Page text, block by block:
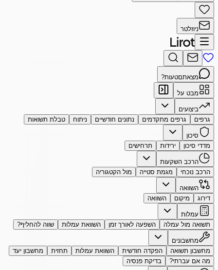
ניוזלטר
מצאתםטעות?
מבט על
ביצועים
גרפים
גרפים מתקדמים נתונים חודשיים ניתוח טבלת תשואות
סיכון
מדדי סיכון
ירידות תרחישים
הרכב השקעות
הרכב נוכחי
מגמת סטייה מול הקטגוריה
השוואה
דירוג
מיקום השוואה
עמלות
תשואה מול עמלה
השפעה לאורך זמן השוואת עמלות שווה להחליף?
מחשבונים
מחשבון תשואה
הפקדה חודשית השוואת עמלות תחזית
מחשבון יעד
מה אם עברתי?
בדיקת פנסיה